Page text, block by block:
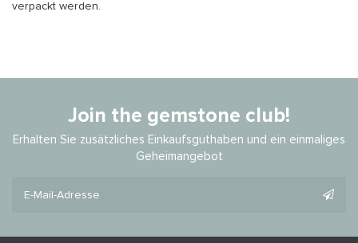
verpackt werden.
Join the gemstone club!
Erhalten Sie zusätzliches Einkaufsguthaben und ein einmaliges
Geheimangebot